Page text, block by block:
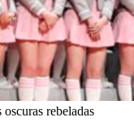
rebeladas